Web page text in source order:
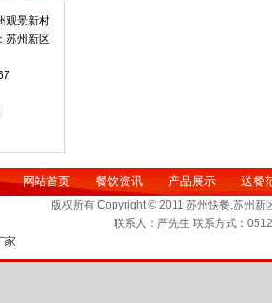
观景新村
苏州新区
网站首页 餐饮资讯 产品展示 送餐
版权所有 Copyright © 2011 苏州快餐,苏州
联系人：严先生 联系方式：
家